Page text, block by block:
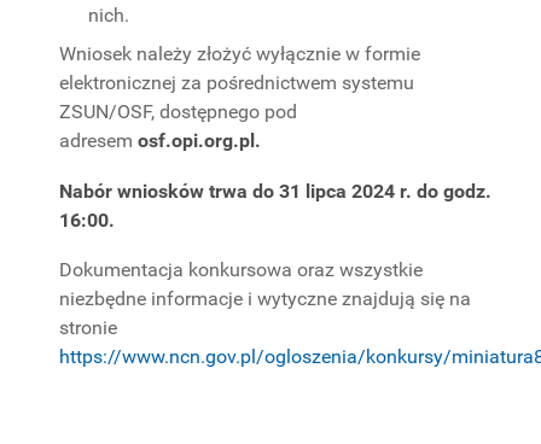
nich.
Wniosek należy złożyć wyłącznie w formie
elektronicznej za pośrednictwem systemu
ZSUN/OSF, dostępnego pod
adresem osf.opi.org.pl.
Nabór wniosków trwa do 31 lipca 2024 r. do godz.
16:00.
Dokumentacja konkursowa oraz wszystkie
niezbędne informacje i wytyczne znajdują się na
stronie
https://www.ncn.gov.pl/ogloszenia/konkursy/